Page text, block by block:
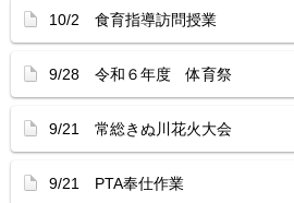
10/2 食育指導訪問授業
9/28 令和６年度 体育祭
9/21 常総きぬ川花火大会
9/21 PTA奉仕作業